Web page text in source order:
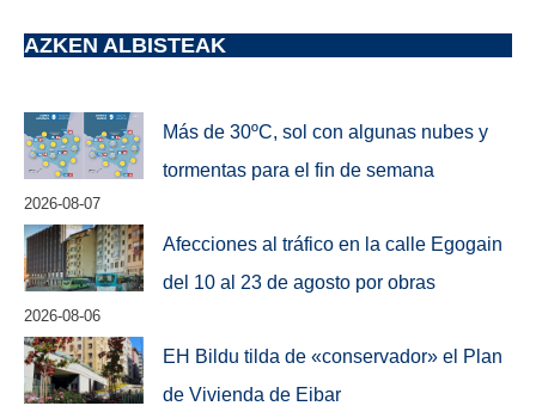
AZKEN ALBISTEAK
Más de 30ºC, sol con algunas nubes y
tormentas para el fin de semana
2026-08-07
Afecciones al tráfico en la calle Egogain
del 10 al 23 de agosto por obras
2026-08-06
EH Bildu tilda de «conservador» el Plan
de Vivienda de Eibar